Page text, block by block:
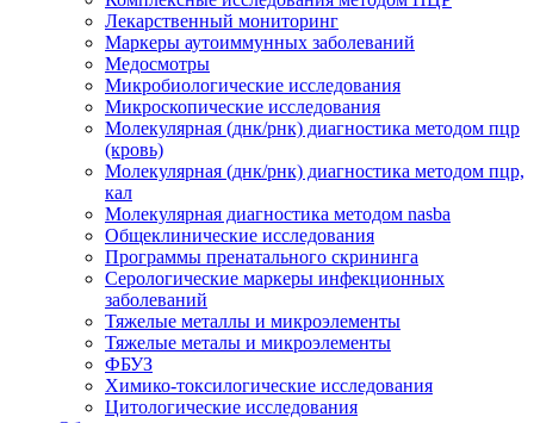
Лекарственный мониторинг
Маркеры аутоиммунных заболеваний
Медосмотры
Микробиологические исследования
Микроскопические исследования
Молекулярная (днк/рнк) диагностика методом пцр
(кровь)
Молекулярная (днк/рнк) диагностика методом пцр,
кал
Молекулярная диагностика методом nasba
Общеклинические исследования
Программы пренатального скрининга
Серологические маркеры инфекционных
заболеваний
Тяжелые металлы и микроэлементы
Тяжелые металы и микроэлементы
ФБУЗ
Химико-токсилогические исследования
Цитологические исследования